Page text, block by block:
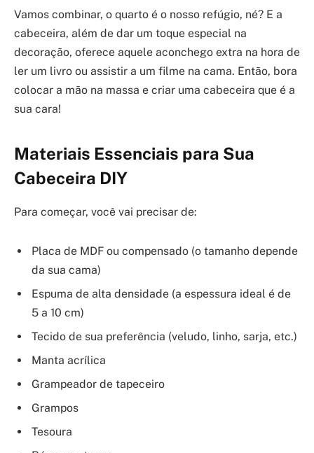
Vamos combinar, o quarto é o nosso refúgio, né? E a
cabeceira, além de dar um toque especial na
decoração, oferece aquele aconchego extra na hora de
ler um livro ou assistir a um filme na cama. Então, bora
colocar a mão na massa e criar uma cabeceira que é a
sua cara!
Materiais Essenciais para Sua
Cabeceira DIY
Para começar, você vai precisar de:
Placa de MDF ou compensado (o tamanho depende
da sua cama)
Espuma de alta densidade (a espessura ideal é de
5 a 10 cm)
Tecido de sua preferência (veludo, linho, sarja, etc.)
Manta acrílica
Grampeador de tapeceiro
Grampos
Tesoura